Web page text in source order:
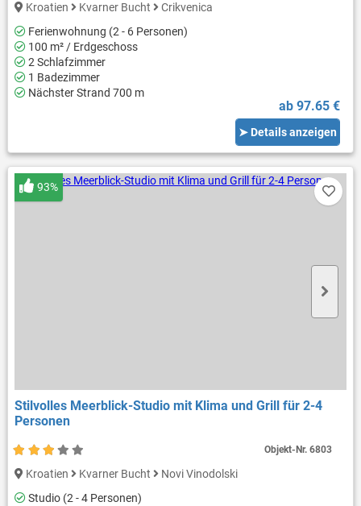
Kroatien Kvarner Bucht
Crikvenica
Ferienwohnung (2 - 6 Personen)
100 m² / Erdgeschoss
2 Schlafzimmer
1 Badezimmer
Nächster Strand 700 m
ab 97.65 €
➤ Details anzeigen
Stilvolles Meerblick-Studio mit Klima und Grill für 2-4
Personen
93%
Kroatien Kvarner Bucht
Novi Vinodolski
Studio (2 - 4 Personen)
Objekt-Nr.6803